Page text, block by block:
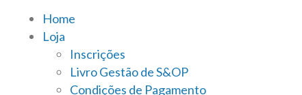
Home
Loja
Inscrições
Livro Gestão de S&OP
Condições de Pagamento